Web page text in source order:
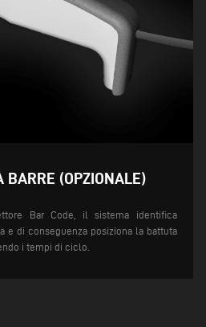
BARRE (OPZIONALE)
Bar Code, il sistema identifica
e di conseguenza posiziona la battuta
i tempi di ciclo.